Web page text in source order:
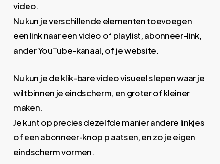
video.
Nu kun je verschillende elementen toevoegen:
een link naar een video of playlist, abonneer-link,
ander YouTube-kanaal, of je website.
Nu kun je de klik-bare video visueel slepen waar je
wilt binnen je eindscherm, en groter of kleiner
maken.
Je kunt op precies dezelfde manier andere linkjes
of een abonneer-knop plaatsen, en zo je eigen
eindscherm vormen.